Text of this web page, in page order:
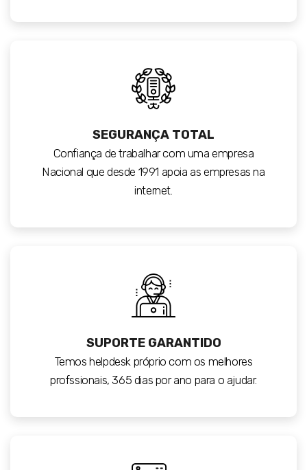
SEGURANÇA TOTAL
Confiança de trabalhar com uma empresa
Nacional que desde 1991 apoia as empresas na
internet.
SUPORTE GARANTIDO
Temos helpdesk próprio com os melhores
profssionais, 365 dias por ano para o ajudar.